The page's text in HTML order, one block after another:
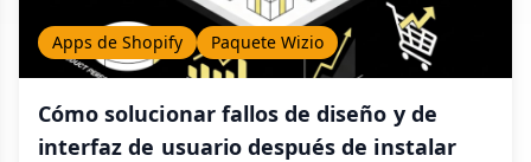
Apps de Shopify Paquete Wizio
Cómo solucionar fallos de diseño y de
interfaz de usuario después de instalar